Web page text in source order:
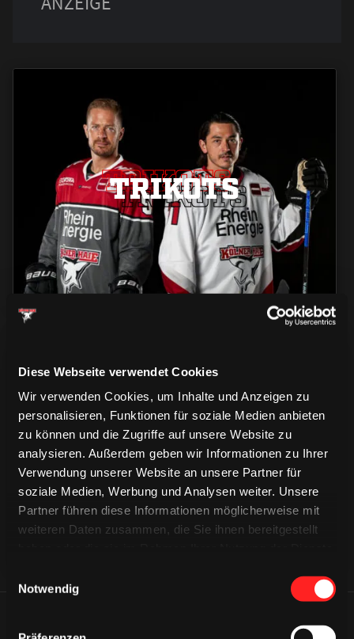
Diese Webseite verwendet Cookies
Wir verwenden Cookies, um Inhalte und Anzeigen zu
personalisieren, Funktionen für soziale Medien anbieten
zu können und die Zugriffe auf unsere Website zu
analysieren. Außerdem geben wir Informationen zu Ihrer
Verwendung unserer Website an unsere Partner für
soziale Medien, Werbung und Analysen weiter. Unsere
Partner führen diese Informationen möglicherweise mit
weiteren Daten zusammen, die Sie ihnen bereitgestellt
Notwendig
TRIKOTS
TRIKOTS
TRIKOTS
CAPS & CO
CAPS & CO
CAPS & CO
ÄHNLICHE NEWS